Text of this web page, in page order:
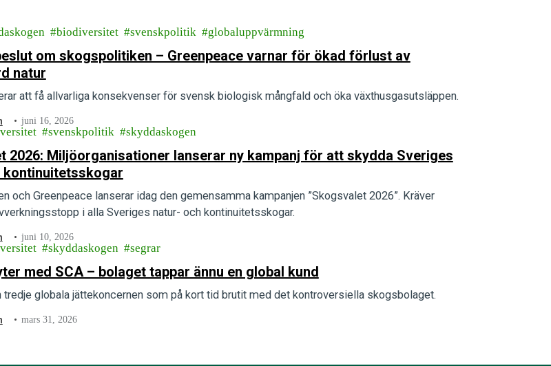
biodiversitet svenskpolitik globaluppvärmning
om skogspolitiken – Greenpeace varnar för ökad förlust av
natur
att få allvarliga konsekvenser för svensk biologisk mångfald och öka växthusgasutsläppen.
juni 16, 2026
svenskpolitik skyddaskogen
2026: Miljöorganisationer lanserar ny kampanj för att skydda Sveriges
kontinuitetsskogar
och Greenpeace lanserar idag den gemensamma kampanjen ”Skogsvalet 2026”. Kräver
i alla Sveriges natur- och kontinuitetsskogar.
juni 10, 2026
skyddaskogen segrar
med SCA – bolaget tappar ännu en global kund
tredje globala jättekoncernen som på kort tid brutit med det kontroversiella skogsbolaget.
mars 31, 2026